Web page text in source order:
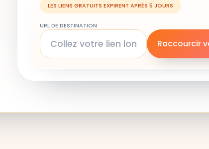
LES LIENS GRATUITS EXPIRENT APRÈS 5 JOURS
URL DE DESTINATION
Raccourcir